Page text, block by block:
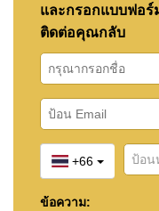
และกรอกแบบฟอร์
ติดต่อคุณกลับ
+66
ข้อความ: